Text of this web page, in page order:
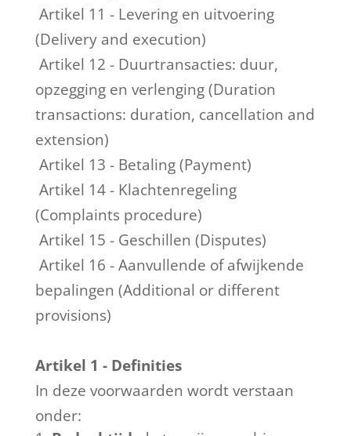
Artikel 11 - Levering en uitvoering
(Delivery and execution)
Artikel 12 - Duurtransacties: duur,
opzegging en verlenging (Duration
transactions: duration, cancellation and
extension)
Artikel 13 - Betaling (Payment)
Artikel 14 - Klachtenregeling
(Complaints procedure)
Artikel 15 - Geschillen (Disputes)
Artikel 16 - Aanvullende of afwijkende
bepalingen (Additional or different
provisions)
Artikel 1 - Definities
In deze voorwaarden wordt verstaan
onder: